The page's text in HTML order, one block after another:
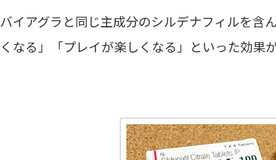
バイアグラと同じ主成分のシルデナフィルを含
くなる」「プレイが楽しくなる」といった効果